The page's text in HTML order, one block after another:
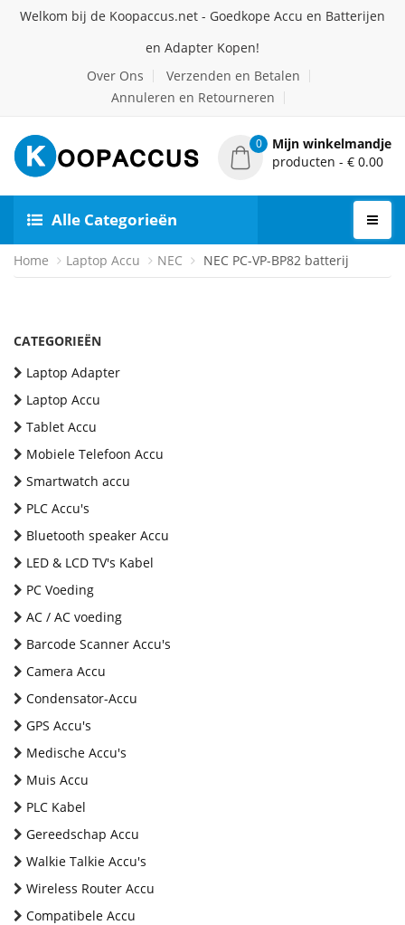
Welkom bij de Koopaccus.net - Goedkope Accu en Batterijen
en Adapter Kopen!
Over Ons
Verzenden en Betalen
Annuleren en Retourneren
0
Mijn winkelmandje
producten - € 0.00
Alle Categorieën
Home Laptop Accu NEC NEC PC-VP-BP82 batterij
CATEGORIEËN
Laptop Adapter
Laptop Accu
Tablet Accu
Mobiele Telefoon Accu
Smartwatch accu
PLC Accu's
Bluetooth speaker Accu
LED & LCD TV's Kabel
PC Voeding
AC / AC voeding
Barcode Scanner Accu's
Camera Accu
Condensator-Accu
GPS Accu's
Medische Accu's
Muis Accu
PLC Kabel
Gereedschap Accu
Walkie Talkie Accu's
Wireless Router Accu
Compatibele Accu